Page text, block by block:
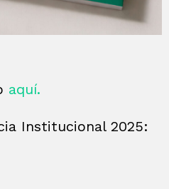
aquí.
Institucional 2025: